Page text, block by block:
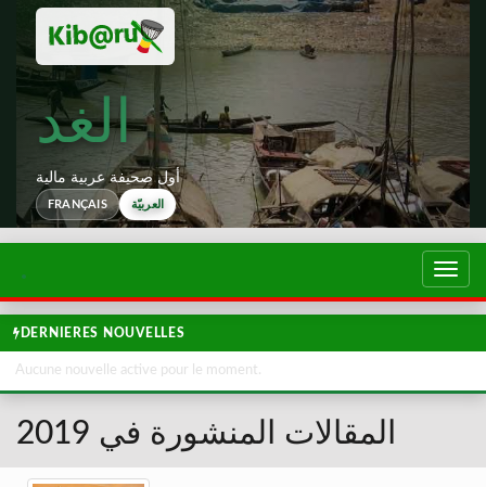
الغد
أول صحيفة عربية مالية
FRANÇAIS العربيّة
تبديل
DERNIERES NOUVELLES
Aucune nouvelle active pour le moment.
المقالات المنشورة في 2019